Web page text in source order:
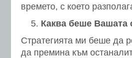
времето, с което
Каква беше Вашата
Стратегията ми беше да
да премина към